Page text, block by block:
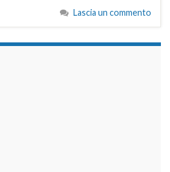
Lascia un commento